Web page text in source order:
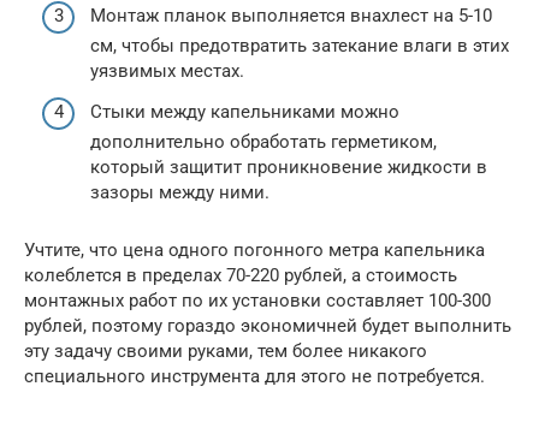
Монтаж планок выполняется внахлест на 5-10
см, чтобы предотвратить затекание влаги в этих
уязвимых местах.
Стыки между капельниками можно
дополнительно обработать герметиком,
который защитит проникновение жидкости в
зазоры между ними.
Учтите, что цена одного погонного метра капельника
колеблется в пределах 70-220 рублей, а стоимость
монтажных работ по их установки составляет 100-300
рублей, поэтому гораздо экономичней будет выполнить
эту задачу своими руками, тем более никакого
специального инструмента для этого не потребуется.